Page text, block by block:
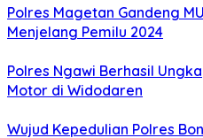
Polres Magetan Gandeng
Menjelang Pemilu 2024
Polres Ngawi Berhasil
Motor di Widodaren
Wujud Kepedulian Polres